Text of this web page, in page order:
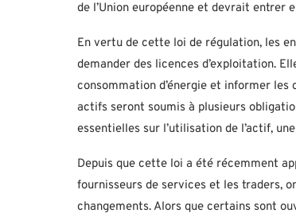
de l’Union européenne et devrait entrer
En vertu de cette loi de régulation, les
demander des licences d’exploitation.
consommation d’énergie et informer
actifs seront soumis à plusieurs
essentielles sur l’utilisation de l’actif,
Depuis que cette loi a été récemment
fournisseurs de services et les traders,
changements. Alors que certains sont